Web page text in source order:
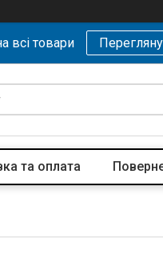
всі товари
та оплата